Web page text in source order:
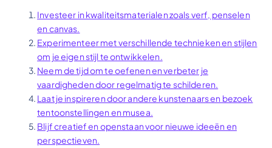
Investeer in kwaliteitsmaterialen zoals verf, penselen
en canvas.
Experimenteer met verschillende technieken en stijlen
om je eigen stijl te ontwikkelen.
Neem de tijd om te oefenen en verbeter je
vaardigheden door regelmatig te schilderen.
Laat je inspireren door andere kunstenaars en bezoek
tentoonstellingen en musea.
Blijf creatief en openstaan voor nieuwe ideeën en
perspectieven.